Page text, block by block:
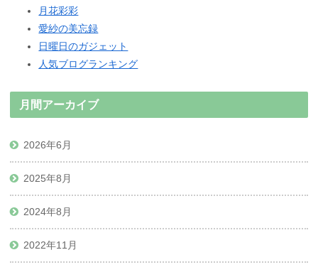
月花彩彩
愛紗の美忘録
日曜日のガジェット
人気ブログランキング
月間アーカイブ
2026年6月
2025年8月
2024年8月
2022年11月